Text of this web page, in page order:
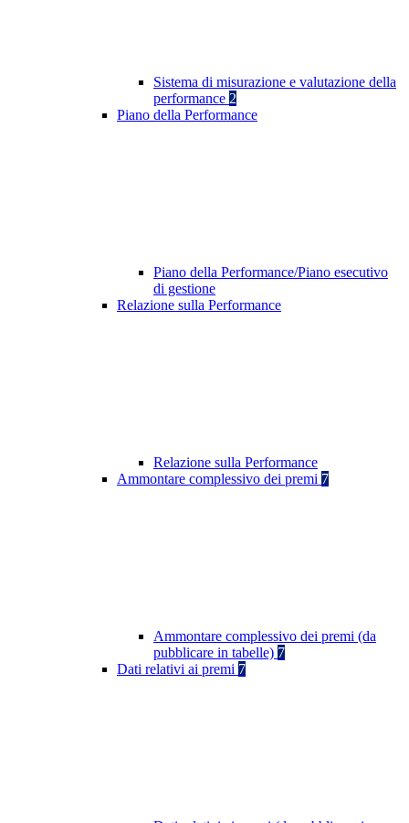
Sistema di misurazione e valutazione della
performance 2
Piano della Performance
Piano della Performance/Piano esecutivo
di gestione
Relazione sulla Performance
Relazione sulla Performance
Ammontare complessivo dei premi 7
Ammontare complessivo dei premi (da
pubblicare in tabelle) 7
Dati relativi ai premi 7